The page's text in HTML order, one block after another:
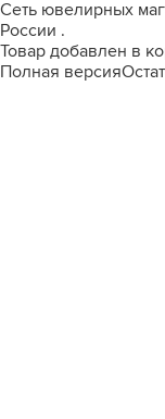
Сеть ювелирных
России .
Товар добавлен в
Полная версия